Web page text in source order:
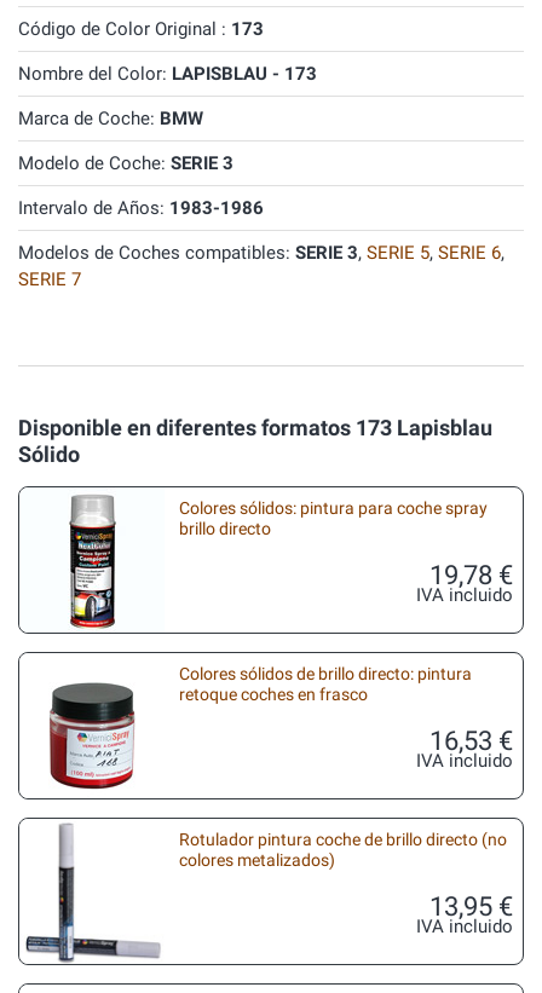
Código de Color Original : 173
Nombre del Color: LAPISBLAU - 173
Marca de Coche: BMW
Modelo de Coche: SERIE 3
Intervalo de Años: 1983-1986
Modelos de Coches compatibles: SERIE 3, SERIE 5, SERIE 6,
SERIE 7
Disponible en diferentes formatos 173 Lapisblau
Sólido
Colores sólidos: pintura para coche spray
brillo directo
19,78 €
IVA incluido
Colores sólidos de brillo directo: pintura
retoque coches en frasco
16,53 €
IVA incluido
Rotulador pintura coche de brillo directo (no
colores metalizados)
13,95 €
IVA incluido